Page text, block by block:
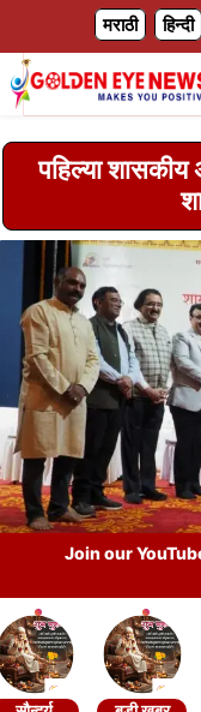
मराठी हिन्दी
पहिल्या शासकीय
Join our